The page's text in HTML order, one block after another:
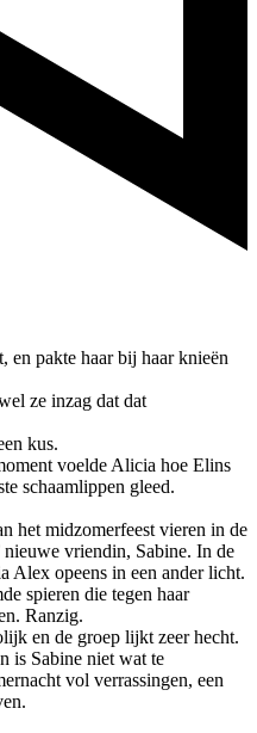
en pakte haar bij haar knieën
ze inzag dat dat
kus.
voelde Alicia hoe Elins
schaamlippen gleed.
het midzomerfeest vieren in de
nieuwe vriendin, Sabine. In de
Alex opeens in een ander licht.
spieren die tegen haar
Ranzig.
en de groep lijkt zeer hecht.
is Sabine niet wat te
vol verrassingen, een